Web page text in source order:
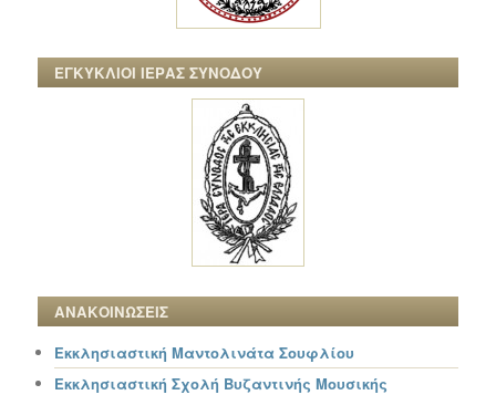
ΕΓΚΥΚΛΙΟΙ ΙΕΡΑΣ ΣΥΝΟΔΟΥ
ΑΝΑΚΟΙΝΩΣΕΙΣ
Εκκλησιαστική Μαντολινάτα Σουφλίου
Εκκλησιαστική Σχολή Βυζαντινής Μουσικής